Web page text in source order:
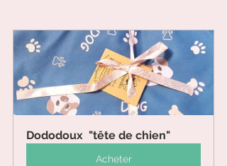
Dododoux  "tête de chien"
Acheter